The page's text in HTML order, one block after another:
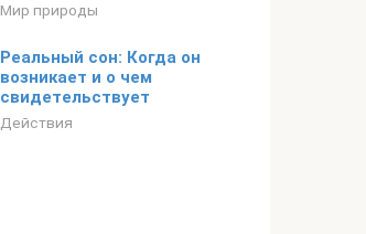
Мир природы
Реальный сон: Когда он
возникает и о чем
свидетельствует
Действия